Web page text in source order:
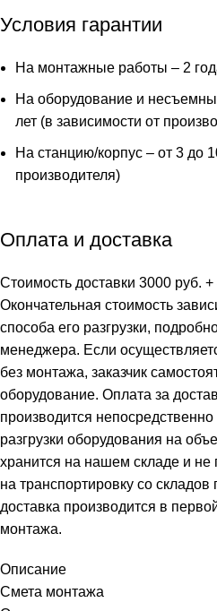
Условия гарантии
На монтажные работы – 2
На оборудование и
лет (в зависимости от
На станцию/корпус – от 3 до
производителя)
Оплата и доставка
Стоимость доставки 3000 руб.
Окончательная стоимость
способа его разгрузки,
менеджера. Если
без монтажа, заказчик
оборудование. Оплата за
производится
разгрузки оборудования на
хранится на нашем складе и не
на транспортировку со
доставка производится в
монтажа.
Описание
Смета монтажа